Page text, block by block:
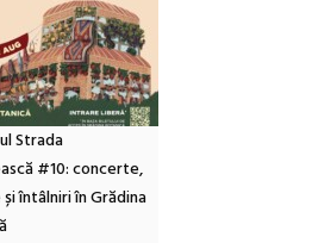
Strada
#10: concerte,
întâlniri în Grădina